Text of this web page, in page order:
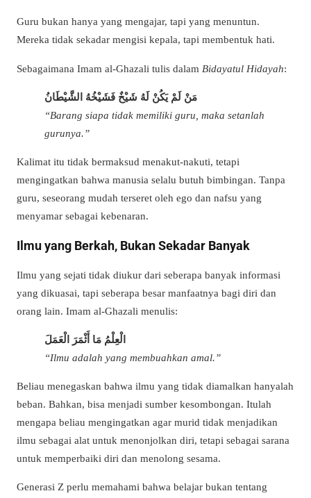
Guru bukan hanya yang mengajar, tapi yang menuntun.
Mereka tidak sekadar mengisi kepala, tapi membentuk hati.
Sebagaimana Imam al-Ghazali tulis dalam Bidayatul Hidayah:
مَنْ لَمْ يَكُنْ لَهُ شَيْخٌ فَشَيْخُهُ الشَّيْطَانُ
“Barang siapa tidak memiliki guru, maka setanlah
gurunya.”
Kalimat itu tidak bermaksud menakut-nakuti, tetapi
mengingatkan bahwa manusia selalu butuh bimbingan. Tanpa
guru, seseorang mudah terseret oleh ego dan nafsu yang
menyamar sebagai kebenaran.
Ilmu yang Berkah, Bukan Sekadar Banyak
Ilmu yang sejati tidak diukur dari seberapa banyak informasi
yang dikuasai, tapi seberapa besar manfaatnya bagi diri dan
orang lain. Imam al-Ghazali menulis:
الْعِلْمُ مَا أَثْمَرَ الْعَمَلَ
“Ilmu adalah yang membuahkan amal.”
Beliau menegaskan bahwa ilmu yang tidak diamalkan hanyalah
beban. Bahkan, bisa menjadi sumber kesombongan. Itulah
mengapa beliau mengingatkan agar murid tidak menjadikan
ilmu sebagai alat untuk menonjolkan diri, tetapi sebagai sarana
untuk memperbaiki diri dan menolong sesama.
Generasi Z perlu memahami bahwa belajar bukan tentang